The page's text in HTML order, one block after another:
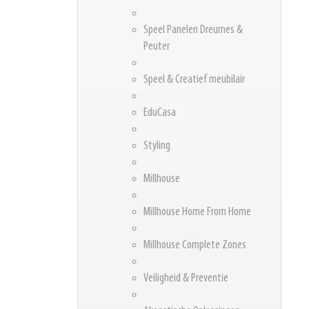
Speel Panelen Dreumes &
Peuter
Speel & Creatief meubilair
EduCasa
Styling
Millhouse
Millhouse Home From Home
Millhouse Complete Zones
Veiligheid & Preventie